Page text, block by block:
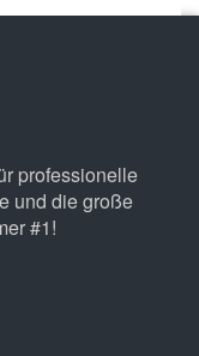
professionelle
und die große
#1!